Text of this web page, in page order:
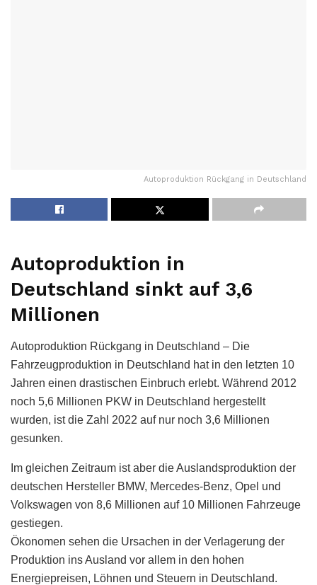
Autoproduktion Rückgang in Deutschland
Autoproduktion in
Deutschland sinkt auf 3,6
Millionen
Autoproduktion Rückgang in Deutschland – Die
Fahrzeugproduktion in Deutschland hat in den letzten 10
Jahren einen drastischen Einbruch erlebt. Während 2012
noch 5,6 Millionen PKW in Deutschland hergestellt
wurden, ist die Zahl 2022 auf nur noch 3,6 Millionen
gesunken.
Im gleichen Zeitraum ist aber die Auslandsproduktion der
deutschen Hersteller BMW, Mercedes-Benz, Opel und
Volkswagen von 8,6 Millionen auf 10 Millionen Fahrzeuge
gestiegen.
Ökonomen sehen die Ursachen in der Verlagerung der
Produktion ins Ausland vor allem in den hohen
Energiepreisen, Löhnen und Steuern in Deutschland.